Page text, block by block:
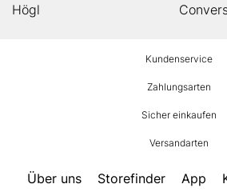
Högl
Kundenservice
Zahlungsarten
Sicher einkaufen
Versandarten
Über uns Storefinder App